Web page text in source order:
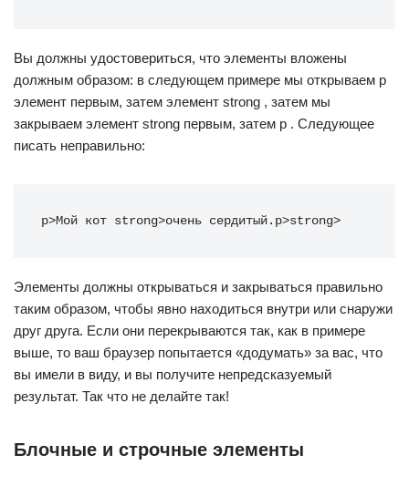
Вы должны удостовериться, что элементы вложены
должным образом: в следующем примере мы открываем p
элемент первым, затем элемент strong , затем мы
закрываем элемент strong первым, затем p . Следующее
писать неправильно:
p>Мой кот strong>очень сердитый. p>strong>
Элементы должны открываться и закрываться правильно
таким образом, чтобы явно находиться внутри или снаружи
друг друга. Если они перекрываются так, как в примере
выше, то ваш браузер попытается «додумать» за вас, что
вы имели в виду, и вы получите непредсказуемый
результат. Так что не делайте так!
Блочные и строчные элементы